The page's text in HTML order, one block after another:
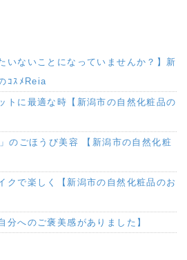
いないことになっていませんか？】新
ｺｽﾒReia
トに最適な時【新潟市の自然化粧品の
のごほうび美容 【新潟市の自然化粧
クで楽しく【新潟市の自然化粧品のお
分へのご褒美感がありました】